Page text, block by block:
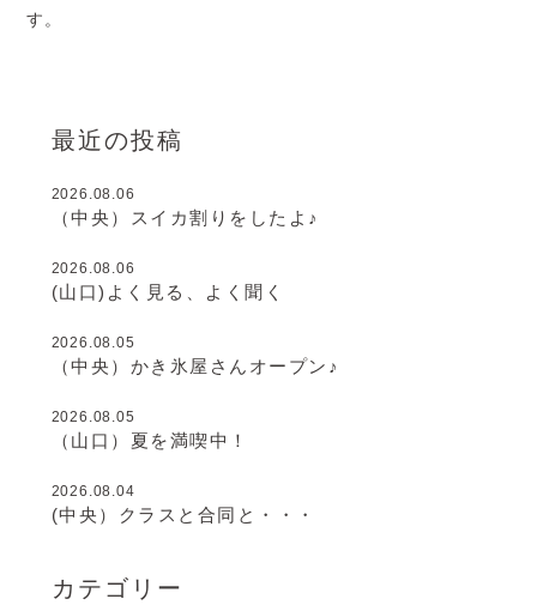
す。
最近の投稿
2026.08.06
（中央）スイカ割りをしたよ♪
2026.08.06
(山口)よく見る、よく聞く
2026.08.05
（中央）かき氷屋さんオープン♪
2026.08.05
（山口）夏を満喫中！
2026.08.04
(中央）クラスと合同と・・・
カテゴリー